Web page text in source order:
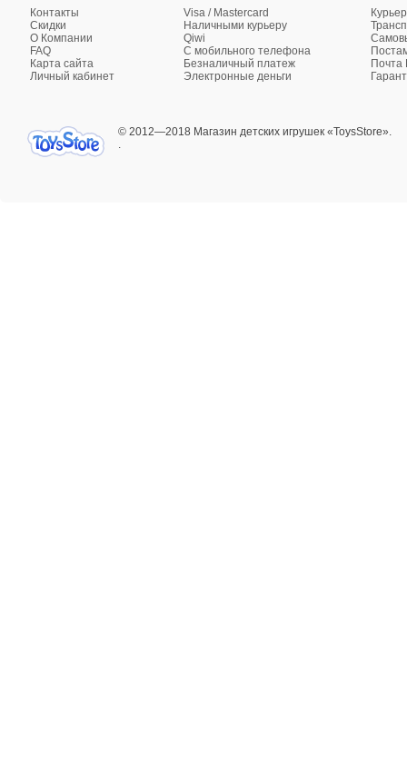
Контакты
Скидки
О Компании
FAQ
Карта сайта
Личный кабинет
Visa / Mastercard
Наличными курьеру
Qiwi
C мобильного телефона
Безналичный платеж
Электронные деньги
Почта
© 2012—2018 Магазин детских игрушек «ToysStore».
.